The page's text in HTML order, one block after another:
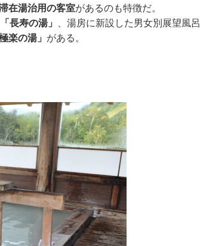
在湯治用の客室があるのも特徴だ。
「長寿の湯」 、湯房に新設した男女別展望風呂
極楽の湯」 がある。